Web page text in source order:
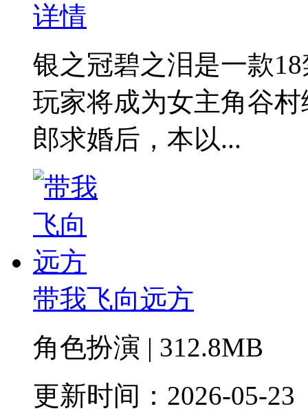
详情
银之冠碧之泪是一款
玩家将成为女主角谷
郎求婚后，本以...
带我飞向远方
角色扮演 | 312.8MB
更新时间：2026-05-23